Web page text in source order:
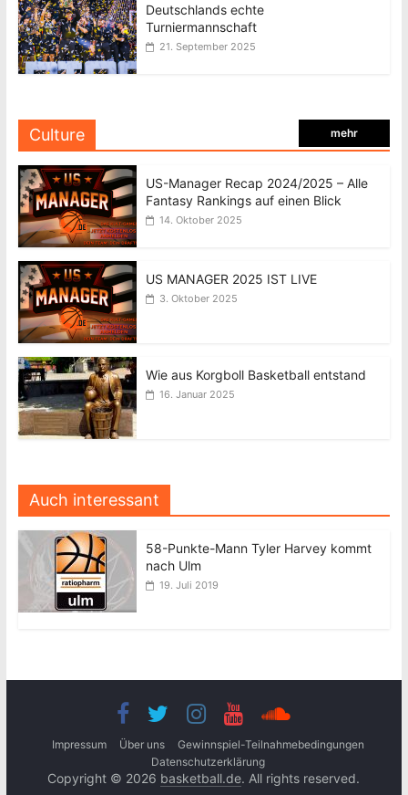
Deutschlands echte
Turniermannschaft
21. September 2025
Culture mehr
US-Manager Recap 2024/2025 – Alle
Fantasy Rankings auf einen Blick
14. Oktober 2025
US MANAGER 2025 IST LIVE
3. Oktober 2025
Wie aus Korgboll Basketball entstand
16. Januar 2025
Auch interessant
58-Punkte-Mann Tyler Harvey kommt
nach Ulm
19. Juli 2019
Impressum Über uns
Gewinnspiel-Teilnahmebedingungen
Datenschutzerklärung
Copyright © 2026 basketball.de. All rights reserved.